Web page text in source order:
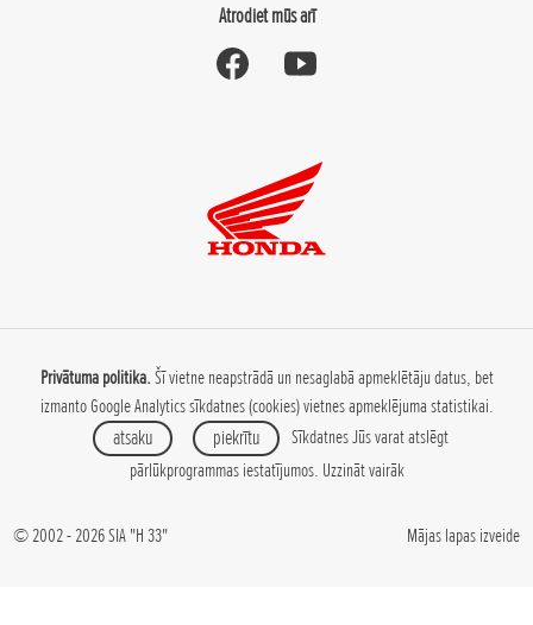
Atrodiet mūs arī
Privātuma politika.Šī vietne neapstrādā un nesaglabā apmeklētāju datus, bet
izmanto Google Analytics sīkdatnes (cookies) vietnes apmeklējuma statistikai.
atsaku piekrītu
Sīkdatnes Jūs varat atslēgt
pārlūkprogrammas iestatījumos. Uzzināt vairāk
© 2002 - 2026 SIA "H 33" Mājas lapas izveide